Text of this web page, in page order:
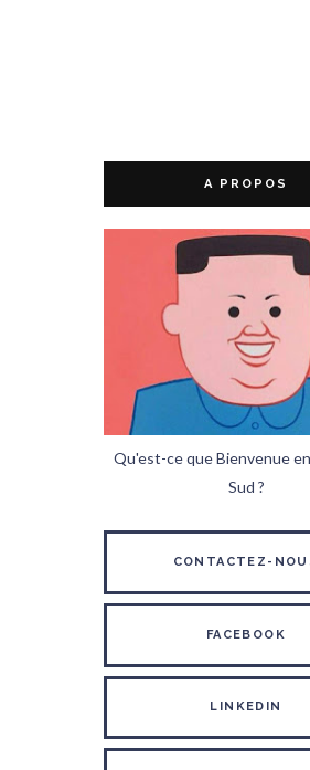
A PROPOS
Qu'est-ce que Bienvenue
Sud ?
CONTACTEZ-
FACEBOOK
LINKEDIN